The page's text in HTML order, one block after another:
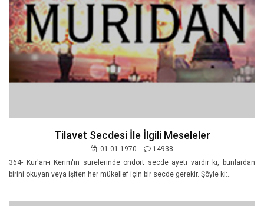
Tilavet Secdesi İle İlgili Meseleler
01-01-1970
14938
364- Kur'an-ı Kerim'in surelerinde ondört secde ayeti vardır ki, bunlardan
birini okuyan veya işiten her mükellef için bir secde gerekir. Şöyle ki:..